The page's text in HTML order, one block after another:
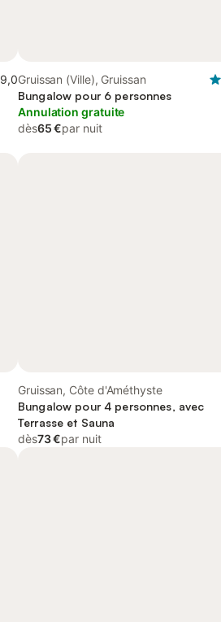
9,0Gruissan (Ville), Gruissan
Bungalow pour 6 personnes
Annulation gratuite
dès65 €par nuit
Gruissan, Côte d'Améthyste
Bungalow pour 4 personnes, avec
Terrasse et Sauna
dès73 €par nuit